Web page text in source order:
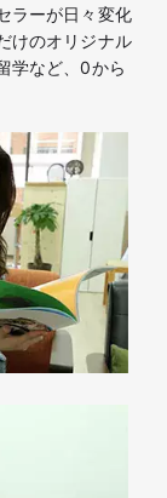
ラーが日々変化
けのオリジナル
学など、0から